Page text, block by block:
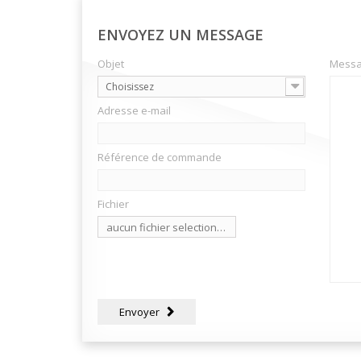
ENVOYEZ UN MESSAGE
Objet
Choisissez
Adresse e-mail
Référence de commande
Fichier
aucun fichier selectionné
Envoyer